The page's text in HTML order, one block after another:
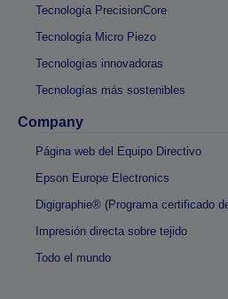
Tecnología PrecisionCore
Tecnología Micro Piezo
Tecnologías innovadoras
Tecnologías más sostenibles
Company
Página web del Equipo Directivo
Epson Europe Electronics
Digigraphie® (Programa certificado
Impresión directa sobre tejido
Todo el mundo